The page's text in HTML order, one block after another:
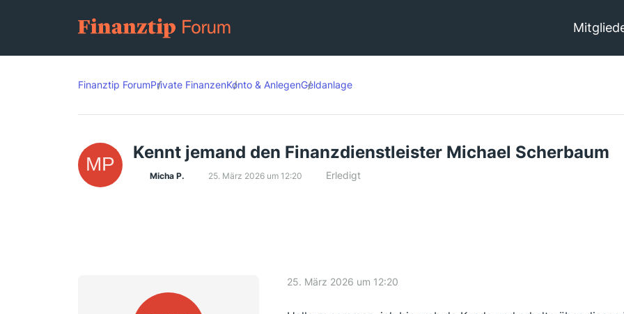
Finanztip ForumPrivate FinanzenKonto & AnlegenGeldanlage
Kennt jemand den Finanzdienstleister Michael Scherbaum
Micha P. 25. März 2026 um 12:20 Erledigt
25. März 2026 um 12:20